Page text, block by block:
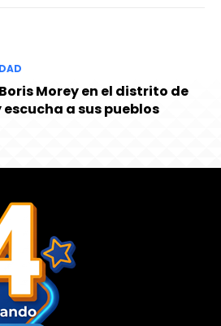
Morey en el distrito de
escucha a sus pueblos